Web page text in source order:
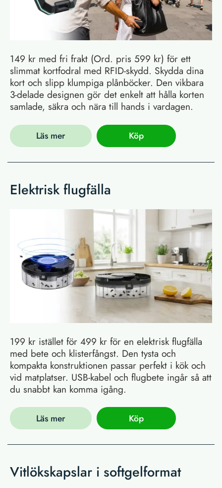
149 kr med fri frakt (Ord. pris 599 kr) för ett
slimmat kortfodral med RFID-skydd. Skydda dina
kort och slipp klumpiga plånböcker. Den vikbara
3-delade designen gör det enkelt att hålla korten
samlade, säkra och nära till hands i vardagen.
Läs mer Köp
Elektrisk flugfälla
199 kr istället för 499 kr för en elektrisk flugfälla
med bete och klisterfångst. Den tysta och
kompakta konstruktionen passar perfekt i kök och
vid matplatser. USB-kabel och flugbete ingår så att
du snabbt kan komma igång.
Läs mer Köp
Vitlökskapslar i softgelformat